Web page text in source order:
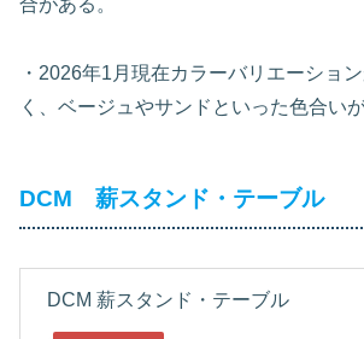
合がある。
・2026年1月現在カラーバリエーショ
く、ベージュやサンドといった色合い
DCM 薪スタンド・テーブル
DCM 薪スタンド・テーブル